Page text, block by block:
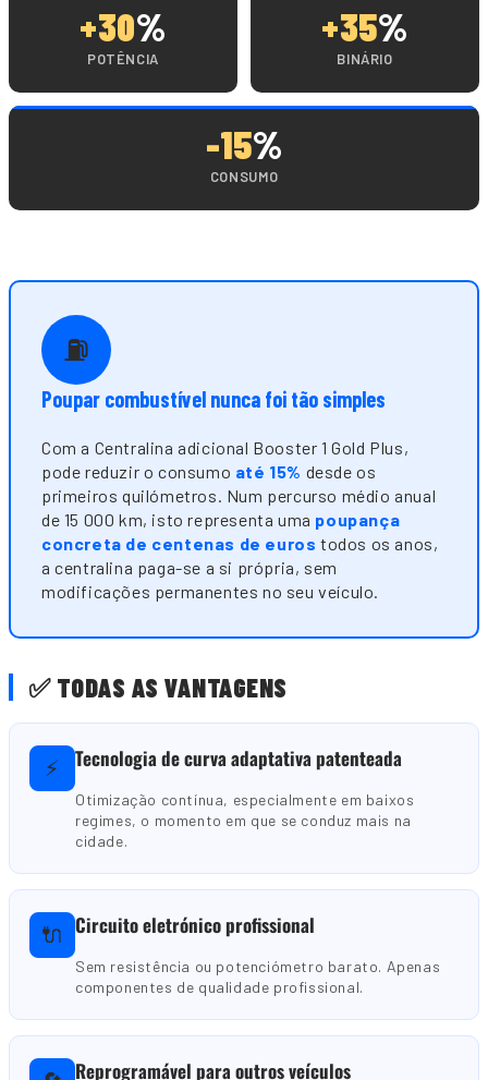
+30%
POTÊNCIA
+35%
BINÁRIO
-15%
CONSUMO
⛽
Poupar combustível nunca foi tão simples
Com a Centralina adicional Booster 1 Gold Plus,
pode reduzir o consumo até 15% desde os
primeiros quilómetros. Num percurso médio anual
de 15 000 km, isto representa uma poupança
concreta de centenas de euros todos os anos,
a centralina paga-se a si própria, sem
modificações permanentes no seu veículo.
✅ TODAS AS VANTAGENS
⚡ Tecnologia de curva adaptativa patenteada
Otimização contínua, especialmente em baixos
regimes, o momento em que se conduz mais na
cidade.
🔌 Circuito eletrónico profissional
Sem resistência ou potenciómetro barato. Apenas
componentes de qualidade profissional.
Reprogramável para outros veículos